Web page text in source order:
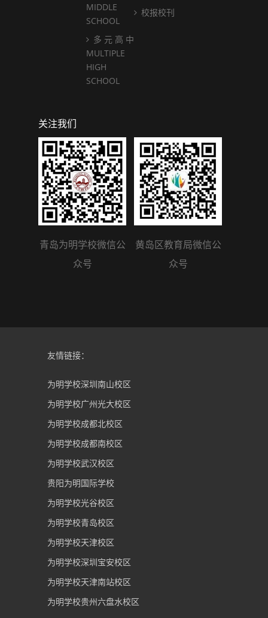
MIDDLE
SCHOOL
多 元 高 中
MULTIPLE
HIGH
SCHOOL
校报校刊
关注我们
青岛为明学校微信公
众号
黄岛区教育局微信公
众号
友情链接：
为明学校深圳南山校区
为明学校广州光大校区
为明学校成都北校区
为明学校成都南校区
为明学校武汉校区
贵阳为明国际学校
为明学校光谷校区
为明学校青岛校区
为明学校天津校区
为明学校深圳宝安校区
为明学校天津南站校区
为明学校贵州六盘水校区